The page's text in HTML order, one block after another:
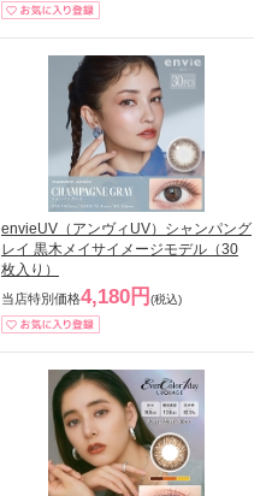
envieUV（アンヴィUV）シャンパング
レイ 黒木メイサイメージモデル（30
枚入り）
当店特別価格4,180円 (税込)